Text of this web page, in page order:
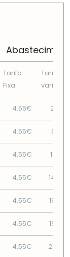
Tarifa
Fixa
Tarifa
variável
4.55€ 2.57€
4.55€ 6.13€
4.55€ 10.31€
4.55€
4.55€ 19.25€
4.55€ 19.88€
4.55€